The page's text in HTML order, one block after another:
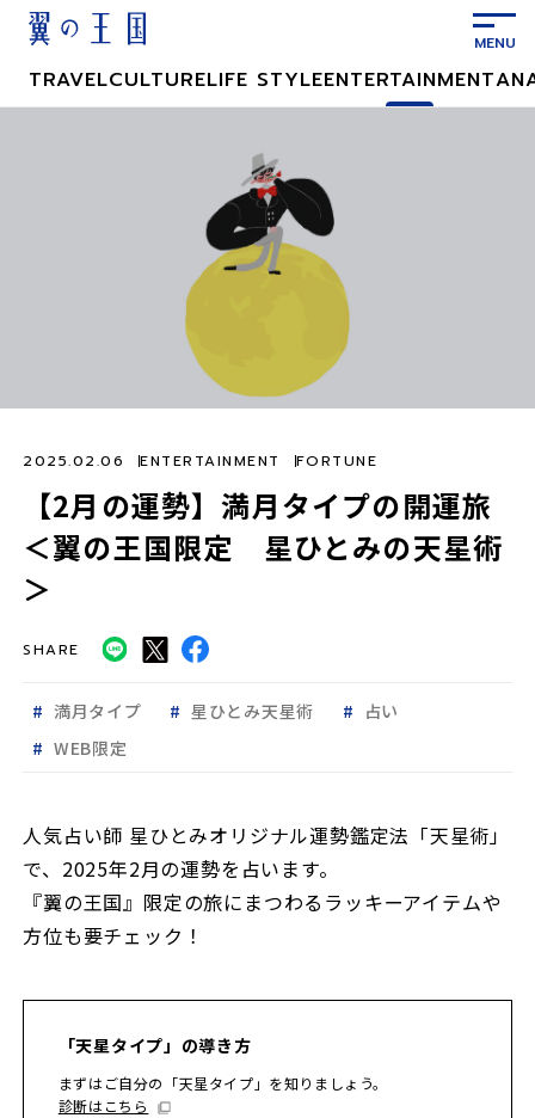
TRAVELCULTURELIFE STYLEENTERTAINMENT
【2月の運勢】満月タイプの開運旅
＜翼の王国限定 星ひとみの天星術
＞
2025.02.06 ENTERTAINMENT FORTUNE
SHARE
満月タイプ 星ひとみ天星術
占い
WEB限定
人気占い師 星ひとみオリジナル運勢鑑定法「天星術」
で、2025年2月の運勢を占います。
『翼の王国』限定の旅にまつわるラッキーアイテムや
方位も要チェック！
「天星タイプ」の導き方
まずはご自分の「天星タイプ」を知りましょう。
診断はこちら